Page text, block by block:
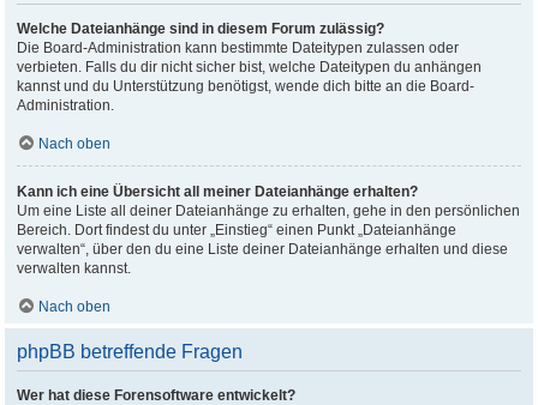
Welche Dateianhänge sind in diesem Forum zulässig?
Die Board-Administration kann bestimmte Dateitypen zulassen oder
verbieten. Falls du dir nicht sicher bist, welche Dateitypen du anhängen
kannst und du Unterstützung benötigst, wende dich bitte an die Board-
Administration.
Nach oben
Kann ich eine Übersicht all meiner Dateianhänge erhalten?
Um eine Liste all deiner Dateianhänge zu erhalten, gehe in den persönlichen
Bereich. Dort findest du unter „Einstieg“ einen Punkt „Dateianhänge
verwalten“, über den du eine Liste deiner Dateianhänge erhalten und diese
verwalten kannst.
Nach oben
phpBB betreffende Fragen
Wer hat diese Forensoftware entwickelt?